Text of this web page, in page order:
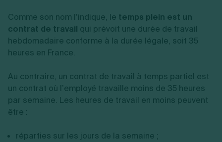
Comme son nom l’indique, le temps plein est un
contrat de travail qui prévoit une durée de travail
hebdomadaire conforme à la durée légale, soit 35
heures en France.
Au contraire, un contrat de travail à temps partiel est
un contrat où l’employé travaille moins de 35 heures
par semaine. Les heures de travail en moins peuvent
être :
réparties sur les jours de la semaine ;